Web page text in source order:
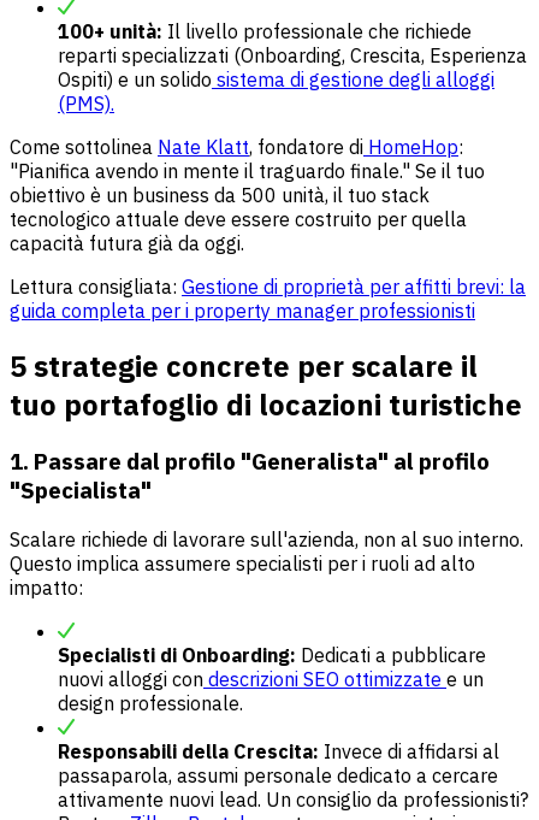
100+ unità: Il livello professionale che richiede
reparti specializzati (Onboarding, Crescita, Esperienza
Ospiti) e un solido sistema di gestione degli alloggi
(PMS).
Come sottolinea Nate Klatt, fondatore di HomeHop:
"Pianifica avendo in mente il traguardo finale." Se il tuo
obiettivo è un business da 500 unità, il tuo stack
tecnologico attuale deve essere costruito per quella
capacità futura già da oggi.
Lettura consigliata: Gestione di proprietà per affitti brevi: la
guida completa per i property manager professionisti
5 strategie concrete per scalare il
tuo portafoglio di locazioni turistiche
1. Passare dal profilo "Generalista" al profilo
"Specialista"
Scalare richiede di lavorare sull'azienda, non al suo interno.
Questo implica assumere specialisti per i ruoli ad alto
impatto:
Specialisti di Onboarding: Dedicati a pubblicare
nuovi alloggi con descrizioni SEO ottimizzate e un
design professionale.
Responsabili della Crescita: Invece di affidarsi al
passaparola, assumi personale dedicato a cercare
attivamente nuovi lead. Un consiglio da professionisti?